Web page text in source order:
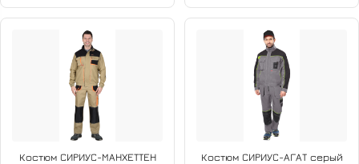
Костюм СИРИУС-МАНХЕТТЕН
Костюм СИРИУС-АГАТ серый